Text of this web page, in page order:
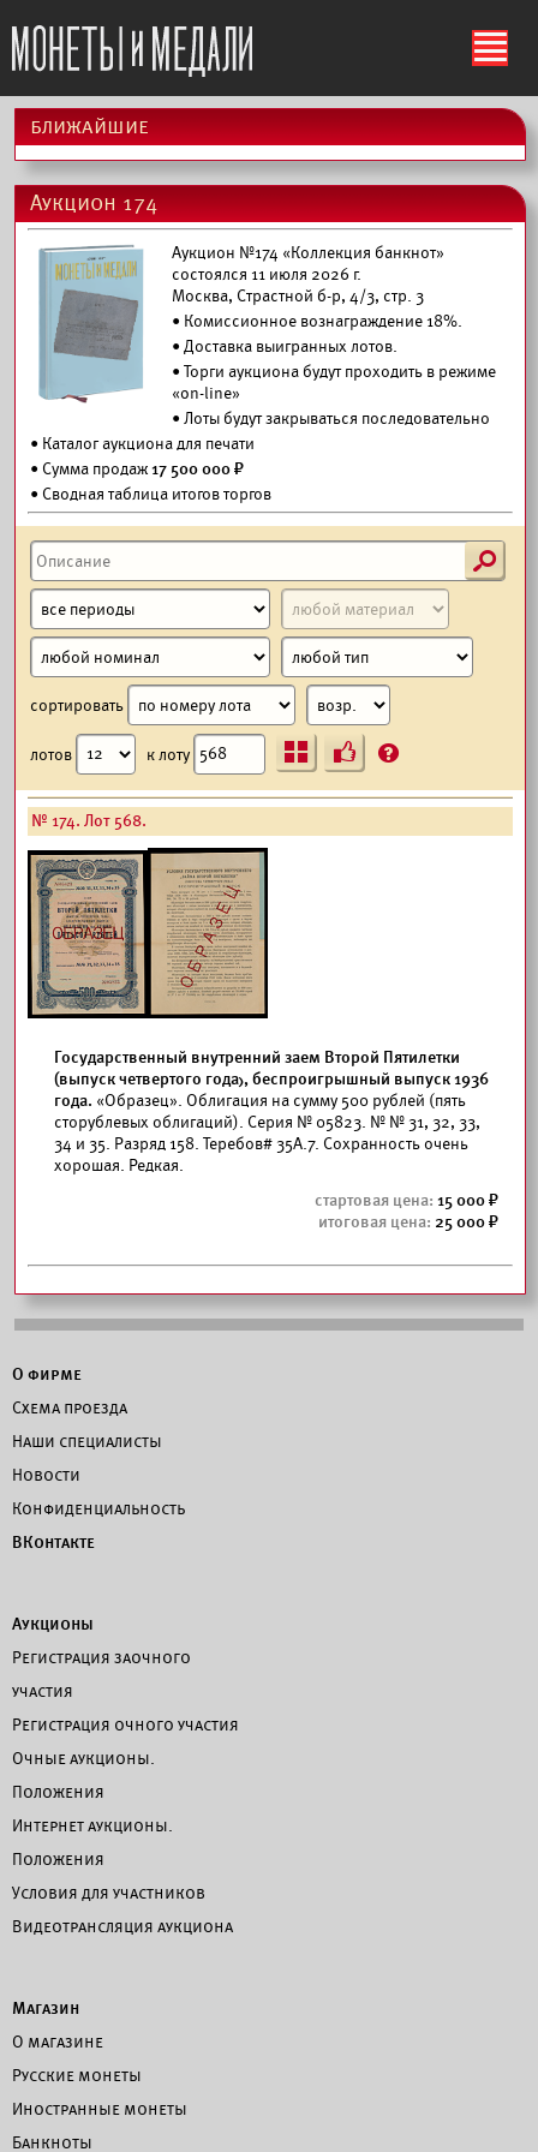
ś
ближайшие
Аукцион 174
Аукцион №174 «Коллекция банкнот»
состоялся 11 июля 2026 г.
Москва, Страстной б-р, 4/3, стр. 3
• Комиссионное вознаграждение 18%.
• Доставка выигранных лотов.
• Торги аукциона будут проходить в режиме
«on-line»
• Лоты будут закрываться последовательно
• Каталог аукциона для печати
• Сумма продаж17 500 000 ₽
• Сводная таблица итогов торгов
s
сортировать
лотов к лоту Ъ ?
№ 174. Лот 568.
Государственный внутренний заем Второй Пятилетки
(выпуск четвертого года), беспроигрышный выпуск 1936
года. «Образец». Облигация на сумму 500 рублей (пять
сторублевых облигаций). Серия № 05823. № № 31, 32, 33,
34 и 35. Разряд 158. Теребов# 35А.7. Сохранность очень
хорошая. Редкая.
15 000
25 000
О фирме
Схема проезда
Наши специалисты
Новости
Конфиденциальность
ВКонтакте
Аукционы
Регистрация заочного
участия
Регистрация очного участия
Очные аукционы.
Положения
Интернет аукционы.
Положения
Условия для участников
Видеотрансляция аукциона
Магазин
О магазине
Русские монеты
Иностранные монеты
Банкноты